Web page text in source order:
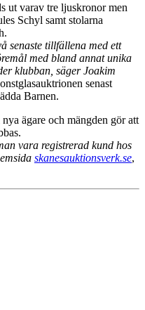
ut varav tre ljuskronor men
Schyl samt stolarna
senaste tillfällena med ett
med bland annat unika
klubban, säger Joakim
senast
Barnen.
ägare och mängden gör att
vara registrerad kund hos
skanesauktionsverk.se,